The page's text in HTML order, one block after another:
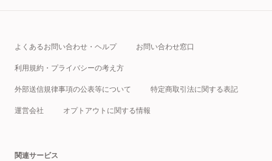
よくあるお問い合わせ・ヘルプ お問い合わせ窓口
利用規約・プライバシーの考え方
外部送信規律事項の公表等について 特定商取引法に関する表記
運営会社 オプトアウトに関する情報
関連サービス